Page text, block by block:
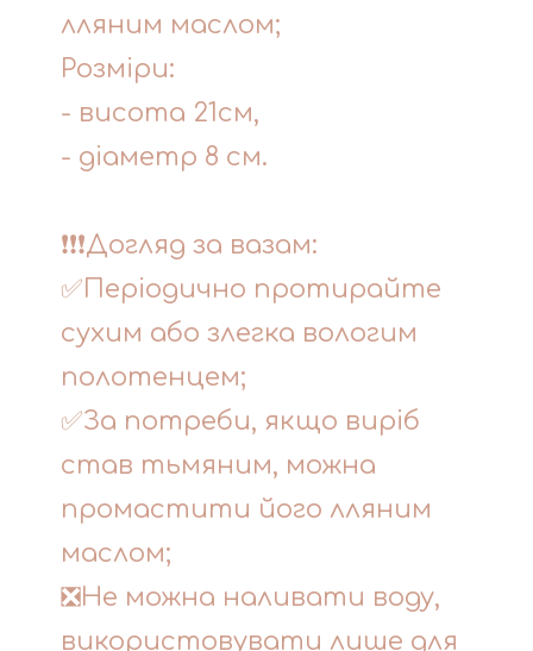
лляним маслом;
Розміри:
- висота 21см,
- діаметр 8 см.
❗❗❗Догляд за вазам:
✅Періодично протирайте
сухим або злегка вологим
полотенцем;
✅За потреби, якщо виріб
став тьмяним, можна
промастити його лляним
маслом;
❎Не можна наливати воду,
використовувати лише для